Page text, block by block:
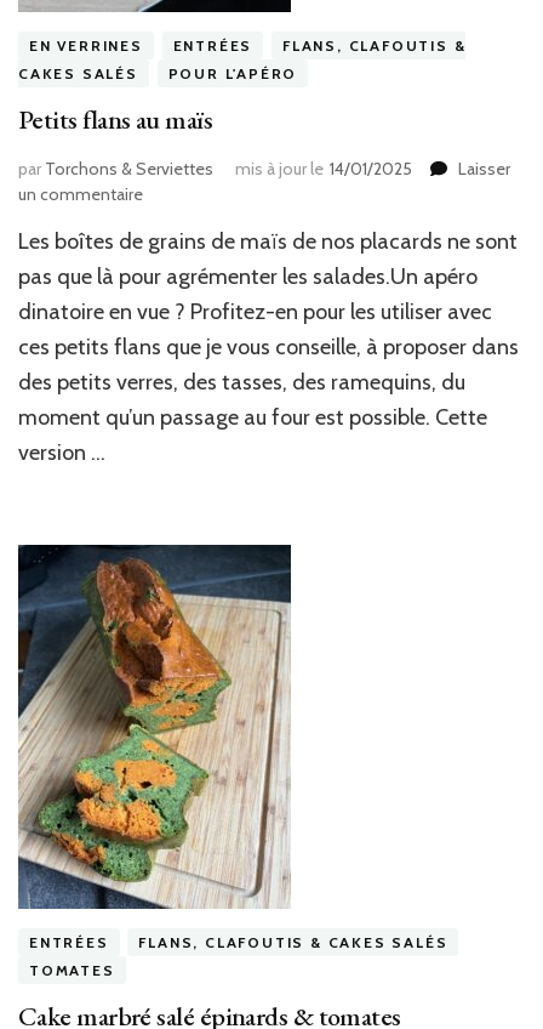
EN VERRINES ENTRÉES
FLANS, CLAFOUTIS &
CAKES SALÉS
POUR L'APÉRO
Petits flans au maïs
par Torchons & Serviettes mis à jour le 14/01/2025
Laisser
un commentairesur
flans
au
Les boîtes de grains de maïs de nos placards ne sont
pas que là pour agrémenter les salades.Un apéro
dinatoire en vue ? Profitez-en pour les utiliser avec
ces petits flans que je vous conseille, à proposer dans
des petits verres, des tasses, des ramequins, du
moment qu’un passage au four est possible. Cette
version …
ENTRÉES
FLANS, CLAFOUTIS & CAKES SALÉS
TOMATES
Cake marbré salé épinards & tomates